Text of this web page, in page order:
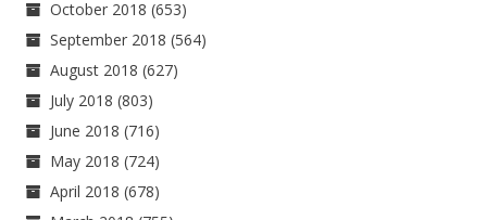
October 2018 (653)
September 2018 (564)
August 2018 (627)
July 2018 (803)
June 2018 (716)
May 2018 (724)
April 2018 (678)